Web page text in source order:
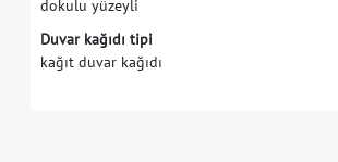
dokulu yüzeyli
Duvar kağıdı tipi
kağıt duvar kağıdı